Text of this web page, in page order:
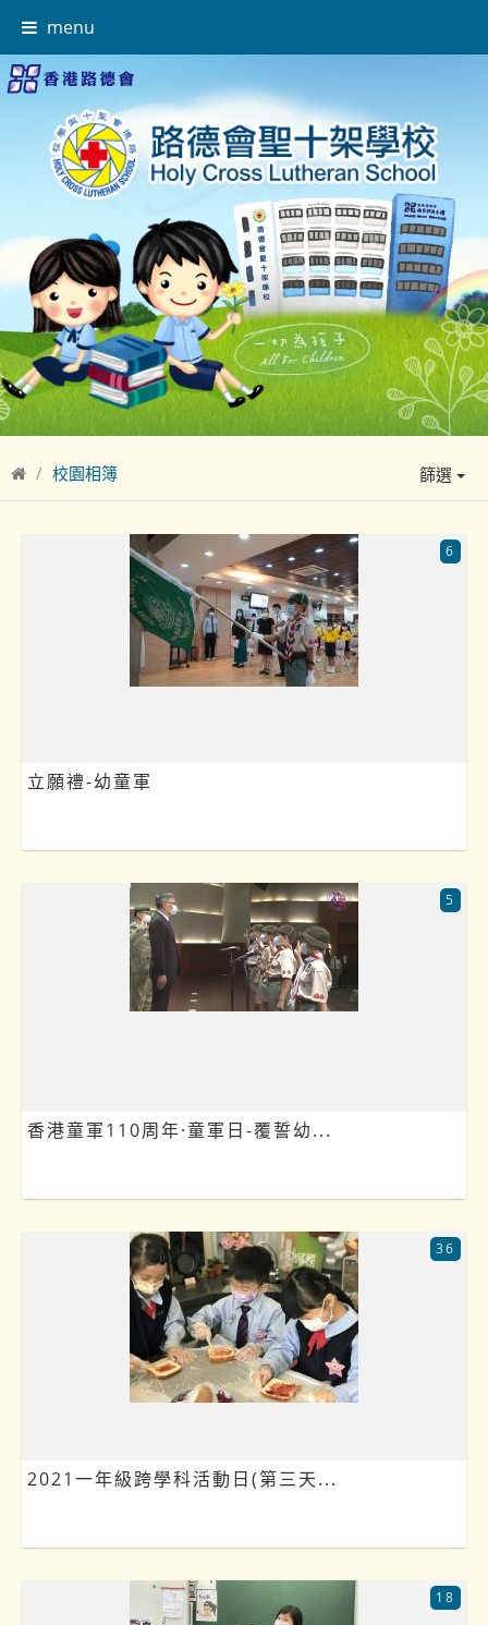
menu
校園相簿 篩選
立願禮-幼童軍
6
香港童軍110周年·童軍日-覆誓幼...
5
2021一年級跨學科活動日(第三天...
36
18